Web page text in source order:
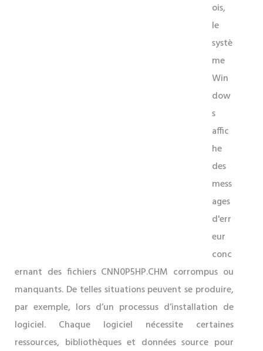
ois,
le
systè
me
Win
dow
s
affic
he
des
mess
ages
d'err
eur
conc
ernant des fichiers CNN0P5HP.CHM corrompus ou
manquants. De telles situations peuvent se produire,
par exemple, lors d’un processus d’installation de
logiciel. Chaque logiciel nécessite certaines
ressources, bibliothèques et données source pour